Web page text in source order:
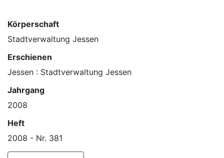
Körperschaft
Stadtverwaltung Jessen
Erschienen
Jessen : Stadtverwaltung Jessen
Jahrgang
2008
Heft
2008 - Nr. 381